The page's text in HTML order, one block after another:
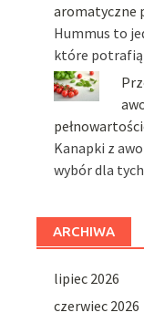
aromatyczne
Hummus to
które
Kanapki z
wybór dla
ARCHIWA
lipiec 2026
czerwiec 2026